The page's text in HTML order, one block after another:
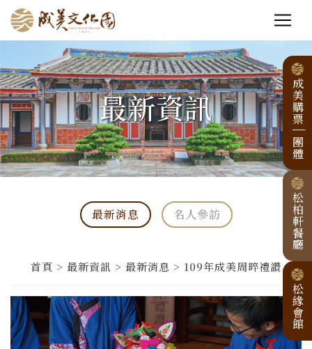
成美購票
|
團體
松柏軒餐廳
松緣會館
最新資訊
最新消息 名人參訪
首頁 > 最新資訊 > 最新消息 > 109年成美周晬禮讚